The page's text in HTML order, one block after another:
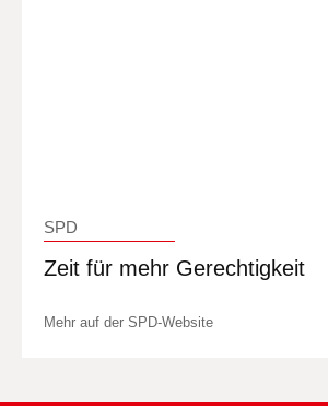
SPD
Zeit für mehr Gerechtigkeit
Mehr auf der SPD-Website